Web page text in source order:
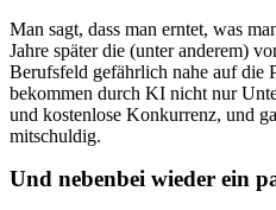
Man sagt, dass man erntet, was
Jahre später die (unter anderem)
Berufsfeld gefährlich nahe auf die
bekommen durch KI nicht nur
und kostenlose Konkurrenz, und
mitschuldig.
Und nebenbei wieder ein